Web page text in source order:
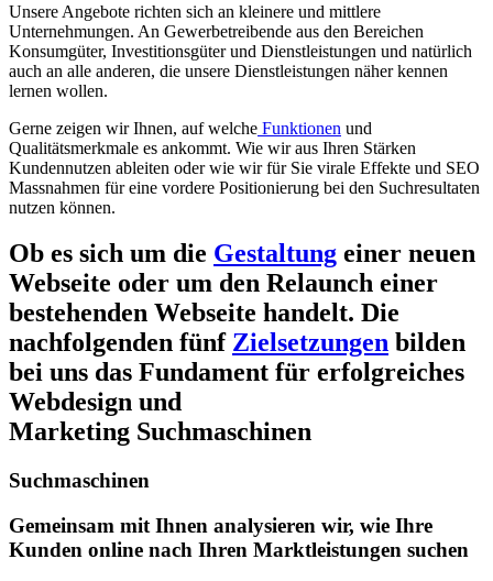
Unsere Angebote richten sich an kleinere und mittlere
Unternehmungen. An Gewerbetreibende aus den Bereichen
Konsumgüter, Investitionsgüter und Dienstleistungen und natürlich
auch an alle anderen, die unsere Dienstleistungen näher kennen
lernen wollen.
Gerne zeigen wir Ihnen, auf welche Funktionen und
Qualitätsmerkmale es ankommt. Wie wir aus Ihren Stärken
Kundennutzen ableiten oder wie wir für Sie virale Effekte und SEO
Massnahmen für eine vordere Positionierung bei den Suchresultaten
nutzen können.
Ob es sich um die Gestaltung einer neuen
Webseite oder um den Relaunch einer
bestehenden Webseite handelt. Die
nachfolgenden fünf Zielsetzungen bilden
bei uns das Fundament für erfolgreiches
Webdesign und
Marketing Suchmaschinen
Suchmaschinen
Gemeinsam mit Ihnen analysieren wir, wie Ihre
Kunden online nach Ihren Marktleistungen suchen